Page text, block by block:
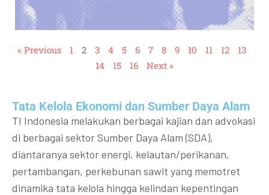
« Previous 1 2 3 4 5 6 7 8 9 10 11 12
13
14
15 16 Next »
Tata Kelola Ekonomi dan Sumber Daya Alam
TI Indonesia melakukan berbagai kajian dan advokasi
di berbagai sektor Sumber Daya Alam (SDA),
diantaranya sektor energi, kelautan/perikanan,
pertambangan, perkebunan sawit yang memotret
dinamika tata kelola hingga kelindan kepentingan